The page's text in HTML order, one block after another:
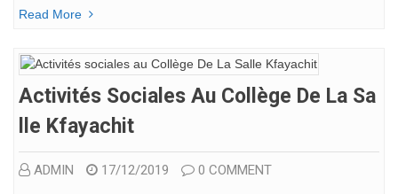
Read More
Activités Sociales Au Collège De La Sa
Lle Kfayachit
ADMIN 17/12/2019 0 COMMENT